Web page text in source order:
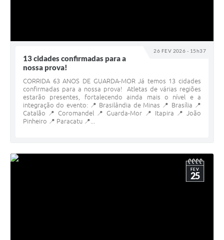
26 FEV 2026 - 15h37
13 cidades confirmadas para a
nossa prova!
CORRIDA 63 ANOS DE GUARDA-MOR Já temos 13 cidades
confirmadas para a nossa prova! Atletas de várias regiões
estarão presentes, fortalecendo ainda mais o nível e a
integração do evento: 📍 Brasilândia de Minas 📍 Brasília 📍
Catalão 📍 Coromandel 📍 Guarda-Mor 📍 Itapira 📍 João
Pinheiro 📍 Paracatu 📍...
FEV
25